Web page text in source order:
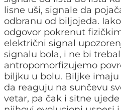
lisne uši, signale da
odbranu od biljojeda.
odgovor pokrenut
električni signal
signalu bola, i ne bi
antropomorfizujemo
biljku u bolu. Biljke imaju
da reaguju na sunčevu
vetar, pa čak i sitne